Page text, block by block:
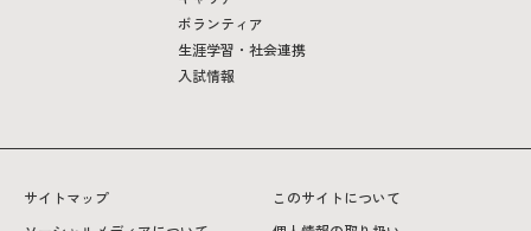
ボランティア
生涯学習・社会連携
入試情報
サイトマップ
このサイトについて